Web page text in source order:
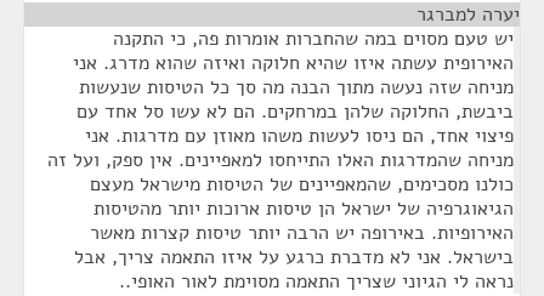
יערה למברגר
יש טעם מסוים במה שהחברות אומרות פה, כי התקנה
האירופית עשתה איזו שהיא חלוקה ואיזה שהוא מדרג. אני
מניחה שזה נעשה מתוך הבנה מה סך כל הטיסות שנעשות
ביבשת, החלוקה שלהן במרחקים. הם לא עשו סל אחד עם
פיצוי אחד, הם ניסו לעשות משהו מאוזן עם מדרגות. אני
מניחה שהמדרגות האלו התייחסו למאפיינים. אין ספק, ועל זה
כולנו מסכימים, שהמאפיינים של הטיסות מישראל מעצם
הגיאוגרפיה של ישראל הן טיסות ארוכות יותר מהטיסות
האירופיות. באירופה יש הרבה יותר טיסות קצרות מאשר
בישראל. אני לא מדברת כרגע על איזו התאמה צריך, אבל
נראה לי הגיוני שצריך התאמה מסוימת לאור האופי..